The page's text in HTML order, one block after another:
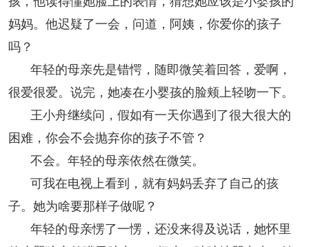
妈妈。他迟疑了一会，问道，阿姨，你爱你的孩子
吗？
年轻的母亲先是错愕，随即微笑着回答，爱啊，
很爱很爱。说完，她凑在小婴孩的脸颊上轻吻一下。
王小舟继续问，假如有一天你遇到了很大很大的
困难，你会不会抛弃你的孩子不管？
不会。年轻的母亲依然在微笑。
可我在电视上看到，就有妈妈丢弃了自己的孩
子。她为啥要那样子做呢？
年轻的母亲愣了一愣，还没来得及说话，她怀里